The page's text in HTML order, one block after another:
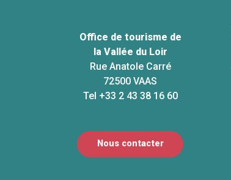
Office de tourisme de
la Vallée du Loir
Rue Anatole Carré
72500 VAAS
Tel +33 2 43 38 16 60
Nous contacter